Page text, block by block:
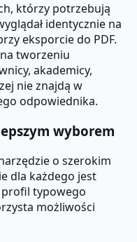
którzy potrzebują
identycznie na
eksporcie do PDF.
tworzeniu
akademicy,
nie znajdą w
odpowiednika.
wyborem
o szerokim
dla każdego jest
typowego
możliwości